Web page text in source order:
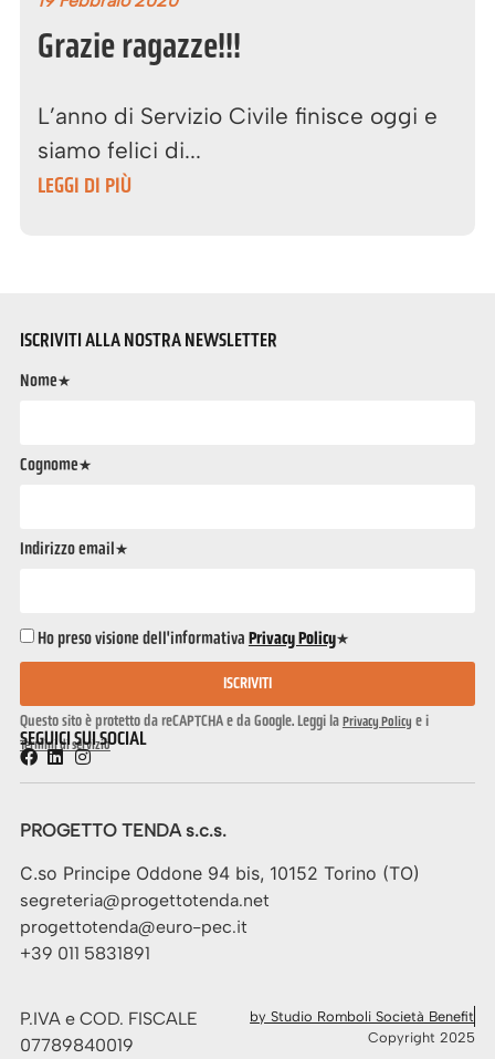
Grazie ragazze!!!
L’anno di Servizio Civile finisce oggi e
siamo felici di...
LEGGI DI PIÙ
ISCRIVITI ALLA NOSTRA NEWSLETTER
Nome*
Cognome*
Indirizzo email*
Ho preso visione dell'informativa Privacy Policy*
Questo sito è protetto da reCAPTCHA e da Google. Leggi la Privacy Policy e i
Termini di servizio
ISCRIVITI
SEGUICI SUI SOCIAL
PROGETTO TENDA s.c.s.
C.so Principe Oddone 94 bis, 10152 Torino (TO)
segreteria@progettotenda.net
progettotenda@euro-pec.it
+39 011 5831891
P.IVA e COD. FISCALE
07789840019
by Studio Romboli Società Benefit
Copyright 2025